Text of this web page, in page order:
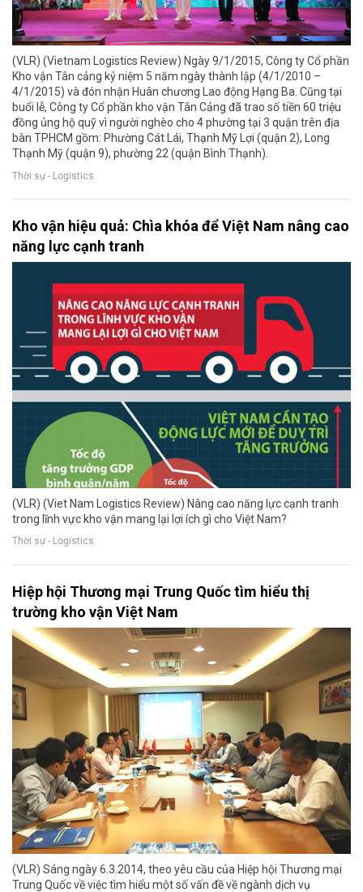
(VLR) (Vietnam Logistics Review) Ngày 9/1/2015, Công ty Cổ phần
Kho vận Tân cảng kỷ niệm 5 năm ngày thành lập (4/1/2010 –
4/1/2015) và đón nhận Huân chương Lao động Hạng Ba. Cũng tại
buổi lễ, Công ty Cổ phần kho vận Tân Cảng đã trao số tiền 60 triệu
đồng ủng hộ quỹ vì người nghèo cho 4 phường tại 3 quận trên địa
bàn TPHCM gồm: Phường Cát Lái, Thạnh Mỹ Lợi (quận 2), Long
Thạnh Mỹ (quận 9), phường 22 (quận Bình Thạnh).
Thời sự - Logistics
Kho vận hiệu quả: Chìa khóa để Việt Nam nâng cao
năng lực cạnh tranh
(VLR) (Viet Nam Logistics Review) Nâng cao năng lực cạnh tranh
trong lĩnh vực kho vận mang lại lợi ích gì cho Việt Nam?
Thời sự - Logistics
Hiệp hội Thương mại Trung Quốc tìm hiểu thị
trường kho vận Việt Nam
(VLR) Sáng ngày 6.3.2014, theo yêu cầu của Hiệp hội Thương mại
Trung Quốc về việc tìm hiểu một số vấn đề về ngành dịch vụ